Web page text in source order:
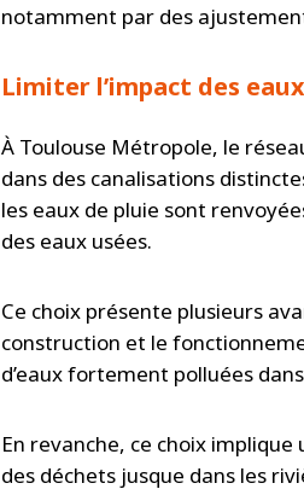
notamment par des
Limiter l’impact des
À Toulouse Métropole, le
dans des canalisations
les eaux de pluie sont
des eaux usées.
Ce choix présente plusieurs
construction et le
d’eaux fortement polluées
En revanche, ce choix
des déchets jusque dans les